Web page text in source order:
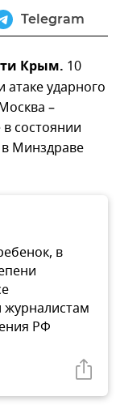
Telegram
Крым. 10
ударного
–
состоянии
Минздраве
в
РФ